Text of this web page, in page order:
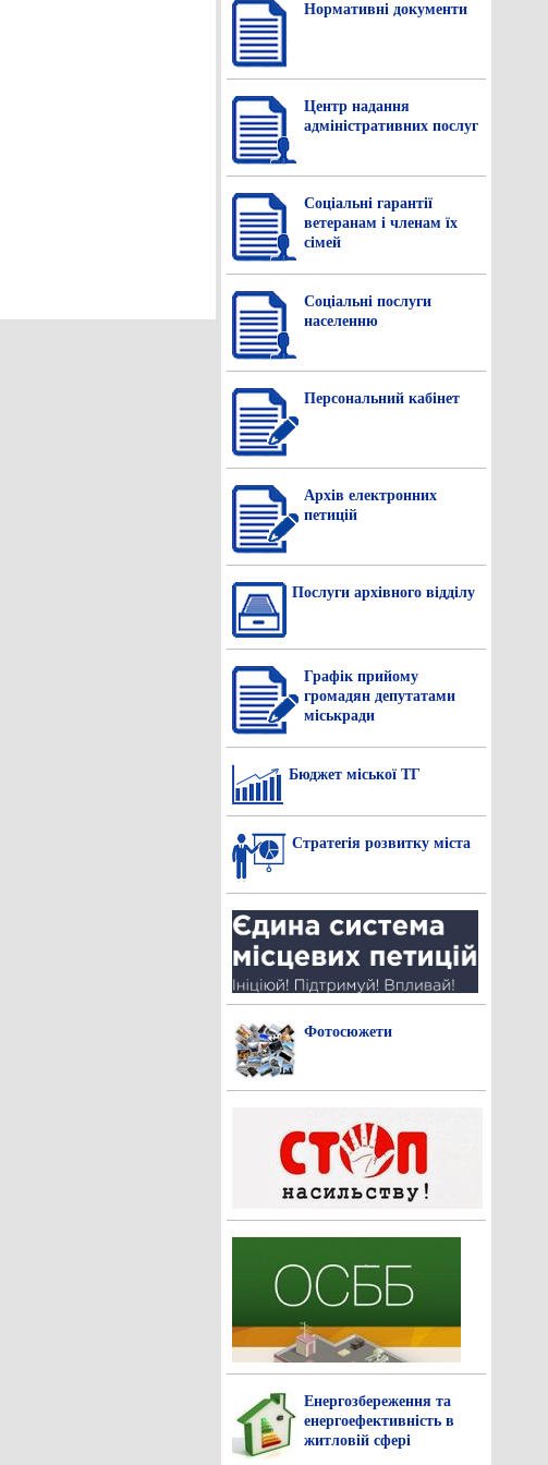
Нормативнi документи
Центр надання
адміністративних послуг
Соціальні гарантії
ветеранам і членам їх
сімей
Соціальні послуги
населенню
Персональний кабінет
Архів електронних
петицій
Послуги архівного відділу
Графік прийому
громадян депутатами
міськради
Бюджет міської ТГ
Стратегія розвитку міста
Фотосюжети
Енергозбереження та
енергоефективність в
житловій сфері